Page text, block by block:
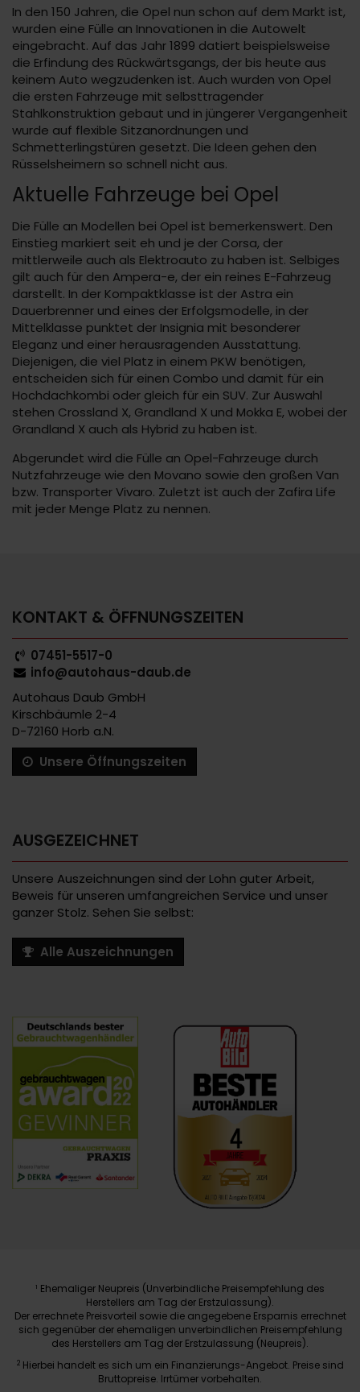
In den 150 Jahren, die Opel nun schon auf dem Markt ist,
wurden eine Fülle an Innovationen in die Autowelt
eingebracht. Auf das Jahr 1899 datiert beispielsweise
die Erfindung des Rückwärtsgangs, der bis heute aus
keinem Auto wegzudenken ist. Auch wurden von Opel
die ersten Fahrzeuge mit selbsttragender
Stahlkonstruktion gebaut und in jüngerer Vergangenheit
wurde auf flexible Sitzanordnungen und
Schmetterlingstüren gesetzt. Die Ideen gehen den
Rüsselsheimern so schnell nicht aus.
Aktuelle Fahrzeuge bei Opel
Die Fülle an Modellen bei Opel ist bemerkenswert. Den
Einstieg markiert seit eh und je der Corsa, der
mittlerweile auch als Elektroauto zu haben ist. Selbiges
gilt auch für den Ampera-e, der ein reines E-Fahrzeug
darstellt. In der Kompaktklasse ist der Astra ein
Dauerbrenner und eines der Erfolgsmodelle, in der
Mittelklasse punktet der Insignia mit besonderer
Eleganz und einer herausragenden Ausstattung.
Diejenigen, die viel Platz in einem PKW benötigen,
entscheiden sich für einen Combo und damit für ein
Hochdachkombi oder gleich für ein SUV. Zur Auswahl
stehen Crossland X, Grandland X und Mokka E, wobei der
Grandland X auch als Hybrid zu haben ist.
Abgerundet wird die Fülle an Opel-Fahrzeuge durch
Nutzfahrzeuge wie den Movano sowie den großen Van
bzw. Transporter Vivaro. Zuletzt ist auch der Zafira Life
mit jeder Menge Platz zu nennen.
KONTAKT & ÖFFNUNGSZEITEN
07451-5517-0
info@autohaus-daub.de
Autohaus Daub GmbH
Kirschbäumle 2-4
D-72160 Horb a.N.
Unsere Öffnungszeiten
AUSGEZEICHNET
Unsere Auszeichnungen sind der Lohn guter Arbeit,
Beweis für unseren umfangreichen Service und unser
ganzer Stolz. Sehen Sie selbst:
Alle Auszeichnungen
1 Ehemaliger Neupreis (Unverbindliche Preisempfehlung des
Herstellers am Tag der Erstzulassung).
Der errechnete Preisvorteil sowie die angegebene Ersparnis errechnet
sich gegenüber der ehemaligen unverbindlichen Preisempfehlung
des Herstellers am Tag der Erstzulassung (Neupreis).
2 Hierbei handelt es sich um ein Finanzierungs-Angebot. Preise sind
Bruttopreise. Irrtümer vorbehalten.